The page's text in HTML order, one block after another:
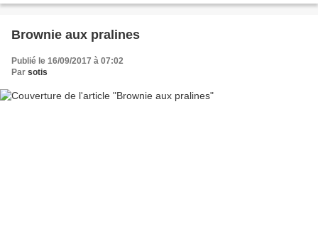
Brownie aux pralines
Publié le 16/09/2017 à 07:02
Par sotis